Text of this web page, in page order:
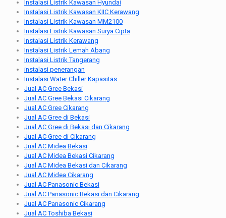
Instalasi Listrik Kawasan Hyundai
Instalasi Listrik Kawasan KIIC Kerawang
Instalasi Listrik Kawasan MM2100
Instalasi Listrik Kawasan Surya Cipta
Instalasi Listrik Kerawang
Instalasi Listrik Lemah Abang
Instalasi Listrik Tangerang
instalasi penerangan
Instalasi Water Chiller Kapasitas
Jual AC Gree Bekasi
Jual AC Gree Bekasi Cikarang
Jual AC Gree Cikarang
Jual AC Gree di Bekasi
Jual AC Gree di Bekasi dan Cikarang
Jual AC Gree di Cikarang
Jual AC Midea Bekasi
Jual AC Midea Bekasi Cikarang
Jual AC Midea Bekasi dan Cikarang
Jual AC Midea Cikarang
Jual AC Panasonic Bekasi
Jual AC Panasonic Bekasi dan Cikarang
Jual AC Panasonic Cikarang
Jual AC Toshiba Bekasi